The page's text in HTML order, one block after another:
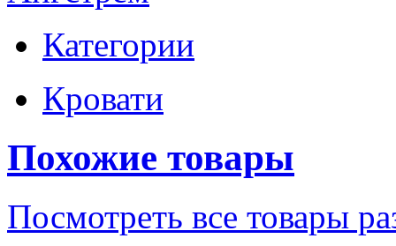
Категории
Кровати
Похожие товары
Посмотреть все товары